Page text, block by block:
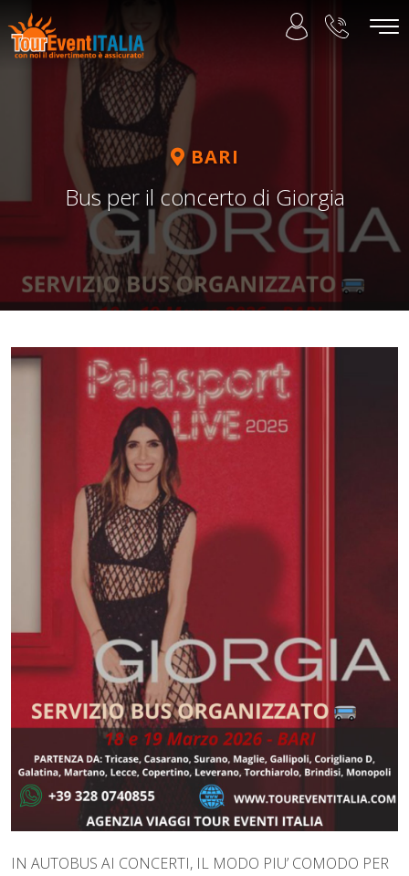
BARI
Bus per il concerto di Giorgia
IN AUTOBUS AI CONCERTI, IL MODO PIU’ COMODO PER